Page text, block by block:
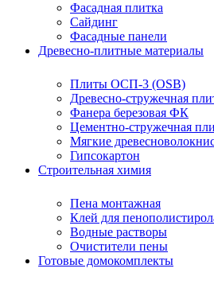
Фасадная плитка
Сайдинг
Фасадные панели
Древесно-плитные материалы
Плиты ОСП-3 (OSB)
Древесно-стружечная
Фанера березовая ФК
Цементно-стружечная
Мягкие
Гипсокартон
Строительная химия
Пена монтажная
Клей для
Водные растворы
Очистители пены
Готовые домокомплекты